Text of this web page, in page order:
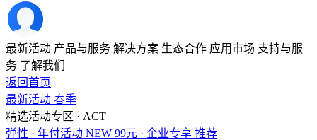
最新活动 产品与服务 解决方案 生态合作 应用市场 支持与服
务 了解我们
返回首页
最新活动 春季
精选活动专区 · ACT
弹性 · 年付活动 NEW 99元 · 企业专享 推荐